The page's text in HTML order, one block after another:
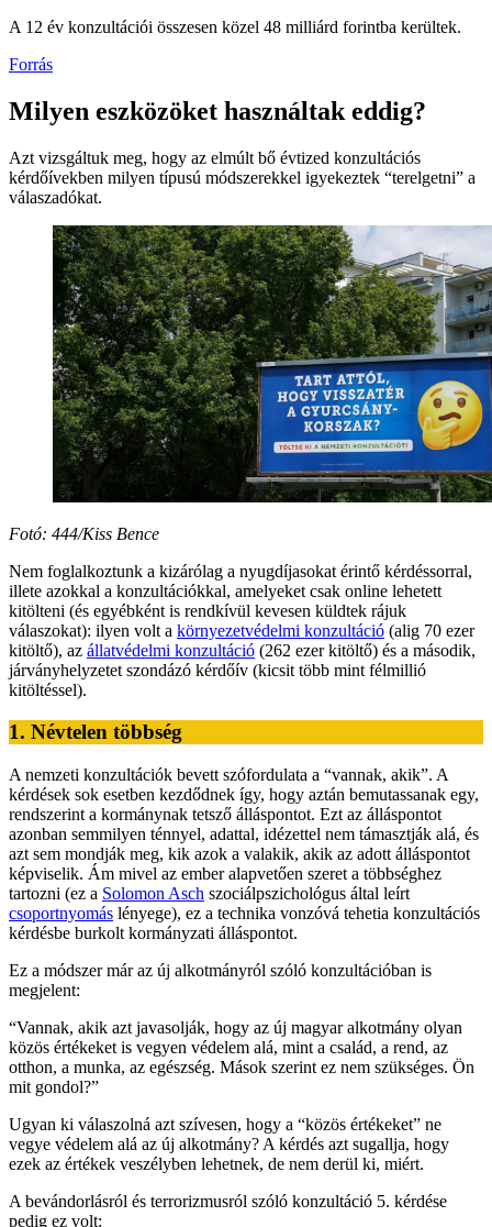
A 12 év konzultációi összesen közel 48 milliárd forintba kerültek.
Forrás
Milyen eszközöket használtak eddig?
Azt vizsgáltuk meg, hogy az elmúlt bő évtized konzultációs
kérdőívekben milyen típusú módszerekkel igyekeztek “terelgetni” a
válaszadókat.
Fotó: 444/Kiss Bence
Nem foglalkoztunk a kizárólag a nyugdíjasokat érintő kérdéssorral,
illete azokkal a konzultációkkal, amelyeket csak online lehetett
kitölteni (és egyébként is rendkívül kevesen küldtek rájuk
válaszokat): ilyen volt a környezetvédelmi konzultáció (alig 70 ezer
kitöltő), az állatvédelmi konzultáció (262 ezer kitöltő) és a második,
járványhelyzetet szondázó kérdőív (kicsit több mint félmillió
kitöltéssel).
1. Névtelen többség
A nemzeti konzultációk bevett szófordulata a “vannak, akik”. A
kérdések sok esetben kezdődnek így, hogy aztán bemutassanak egy,
rendszerint a kormánynak tetsző álláspontot. Ezt az álláspontot
azonban semmilyen ténnyel, adattal, idézettel nem támasztják alá, és
azt sem mondják meg, kik azok a valakik, akik az adott álláspontot
képviselik. Ám mivel az ember alapvetően szeret a többséghez
tartozni (ez a Solomon Asch szociálpszichológus által leírt
csoportnyomás lényege), ez a technika vonzóvá tehetia konzultációs
kérdésbe burkolt kormányzati álláspontot.
Ez a módszer már az új alkotmányról szóló konzultációban is
megjelent:
“Vannak, akik azt javasolják, hogy az új magyar alkotmány olyan
közös értékeket is vegyen védelem alá, mint a család, a rend, az
otthon, a munka, az egészség. Mások szerint ez nem szükséges. Ön
mit gondol?”
Ugyan ki válaszolná azt szívesen, hogy a “közös értékeket” ne
vegye védelem alá az új alkotmány? A kérdés azt sugallja, hogy
ezek az értékek veszélyben lehetnek, de nem derül ki, miért.
A bevándorlásról és terrorizmusról szóló konzultáció 5. kérdése
pedig ez volt: